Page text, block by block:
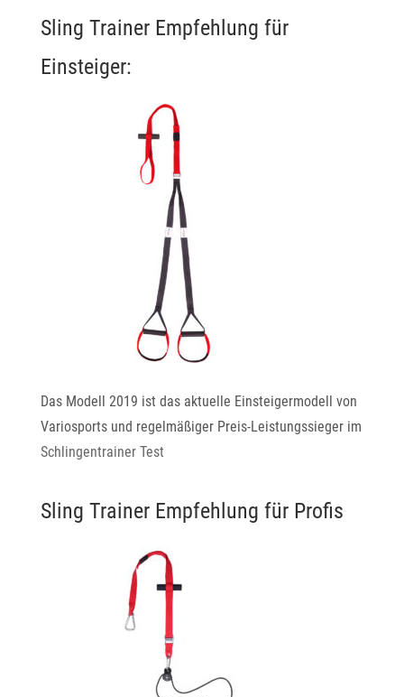
Sling Trainer Empfehlung für
Einsteiger:
Das Modell 2019 ist das aktuelle Einsteigermodell von
Variosports und regelmäßiger Preis-Leistungssieger im
Schlingentrainer Test
Sling Trainer Empfehlung für Profis